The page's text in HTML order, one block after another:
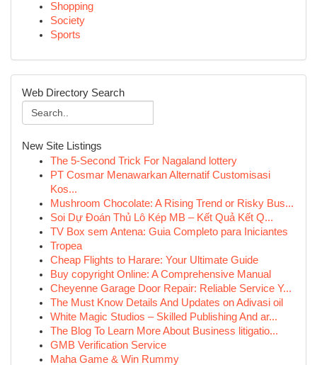
Shopping
Society
Sports
Web Directory Search
New Site Listings
The 5-Second Trick For Nagaland lottery
PT Cosmar Menawarkan Alternatif Customisasi
Kos...
Mushroom Chocolate: A Rising Trend or Risky Bus...
Soi Dự Đoán Thủ Lô Kép MB – Kết Quả Kết Q...
TV Box sem Antena: Guia Completo para Iniciantes
Tropea
Cheap Flights to Harare: Your Ultimate Guide
Buy copyright Online: A Comprehensive Manual
Cheyenne Garage Door Repair: Reliable Service Y...
The Must Know Details And Updates on Adivasi oil
White Magic Studios – Skilled Publishing And ar...
The Blog To Learn More About Business litigatio...
GMB Verification Service
Maha Game & Win Rummy